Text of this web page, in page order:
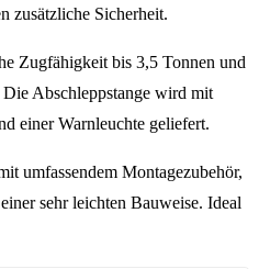
zusätzliche Sicherheit.
Zugfähigkeit bis 3,5 Tonnen und
Abschleppstange wird mit
einer Warnleuchte geliefert.
umfassendem Montagezubehör,
sehr leichten Bauweise. Ideal